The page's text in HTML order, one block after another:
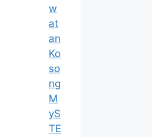
w
at
an
Ko
so
ng
M
yS
TE